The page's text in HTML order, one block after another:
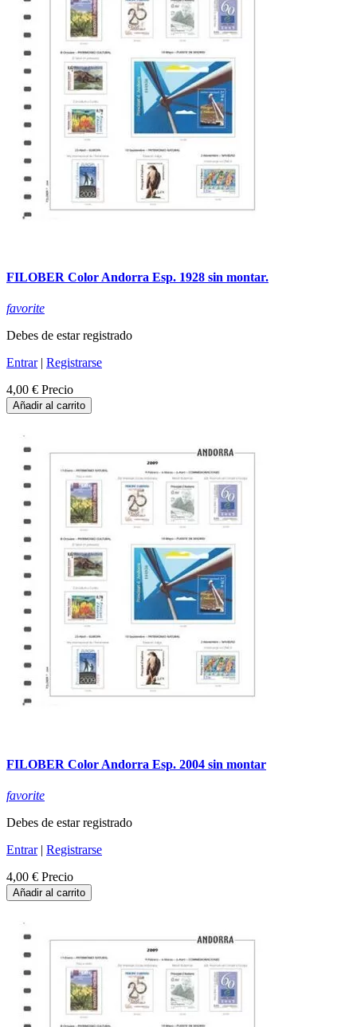
FILOBER Color Andorra Esp. 1928 sin montar.
favorite
Debes de estar registrado
Entrar| Registrarse
4,00 € Precio
Añadir al carrito
FILOBER Color Andorra Esp. 2004 sin montar
favorite
Debes de estar registrado
Entrar| Registrarse
4,00 € Precio
Añadir al carrito